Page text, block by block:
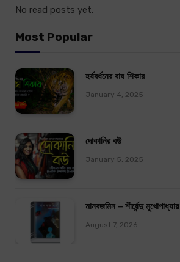
No read posts yet.
Most Popular
হর্ষবর্ধনের বাঘ শিকার
January 4, 2025
দোকানির বউ
January 5, 2025
মানবজমিন – শীর্ষেন্দু মুখোপাধ্যায়
August 7, 2026